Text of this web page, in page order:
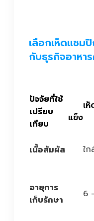
เลือกเห็ดแชม
กับธุรกิจอาหา
ปัจจัยที่ใช้
เปรียบ
เทียบ
เ
แข็ง
เนื้อสัมผัส ใกล้
อายุการ
เก็บรักษา
6 -